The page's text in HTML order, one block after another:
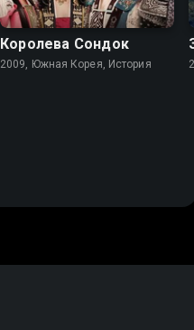
Королева Сондок
2009, Южная Корея, История